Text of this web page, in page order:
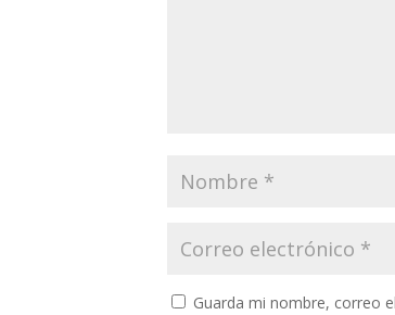
Guarda mi nombre, correo